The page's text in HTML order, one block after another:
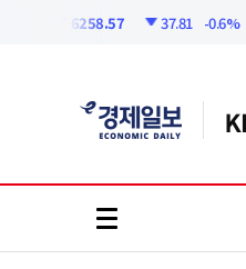
6258.57 37.81 -0.6%